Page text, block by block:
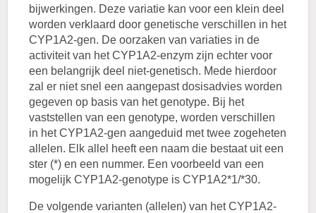
bijwerkingen. Deze variatie kan voor een klein deel
worden verklaard door genetische verschillen in het
CYP1A2-gen. De oorzaken van variaties in de
activiteit van het CYP1A2-enzym zijn echter voor
een belangrijk deel niet-genetisch. Mede hierdoor
zal er niet snel een aangepast dosisadvies worden
gegeven op basis van het genotype. Bij het
vaststellen van een genotype, worden verschillen
in het CYP1A2-gen aangeduid met twee zogeheten
allelen. Elk allel heeft een naam die bestaat uit een
ster (*) en een nummer. Een voorbeeld van een
mogelijk CYP1A2-genotype is CYP1A2*1/*30.
De volgende varianten (allelen) van het CYP1A2-